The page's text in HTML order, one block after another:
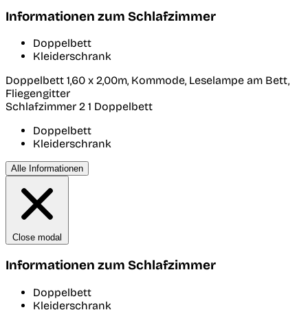
Informationen zum Schlafzimmer
Doppelbett
Kleiderschrank
Doppelbett 1,60 x 2,00m, Kommode, Leselampe am Bett,
Fliegengitter
Schlafzimmer 2 1 Doppelbett
Doppelbett
Kleiderschrank
Alle Informationen
Close modal
Informationen zum Schlafzimmer
Doppelbett
Kleiderschrank